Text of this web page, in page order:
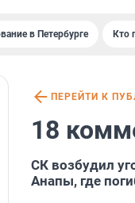
в Петербурге Кто
ПЕРЕЙТИ К
18
СК возбудил
Анапы, где